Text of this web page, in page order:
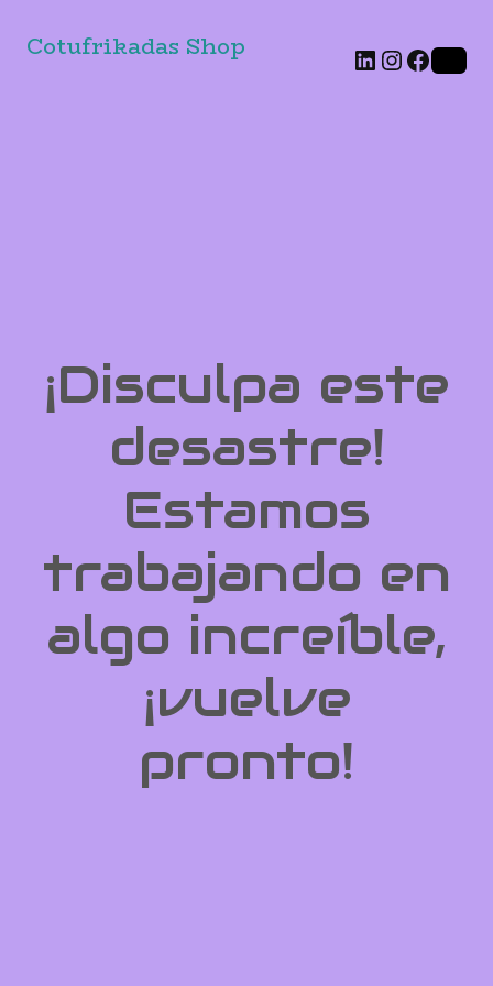
Cotufrikadas Shop LinkedIn
¡Disculpa este
desastre!
Estamos
trabajando en
algo increíble,
¡vuelve
pronto!